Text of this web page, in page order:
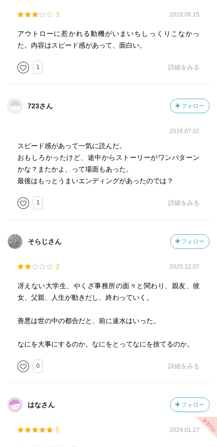
3 2018.06.15
アウトローに惹かれる動機がいまいちしっくりこなかっ
た。内容はスピード感があって、面白い。
1 詳細をみる
723さん フォロー
2016.07.02
スピード感があって一気に読んだ。
おもしろかったけど、途中からストーリーがワンパターン
かな？またかよ、って場面もあった。
最後はもっとうまいエンディングがあったのでは？
1 詳細をみる
そらじさん フォロー
2 2025.12.07
冴えない大学生、やくざ事務所の面々と関わり、親友、彼
女、父親、人生が動きだし、終わっていく。
善悪は世の中の都合だと、前に速水はいった。
なにを大事にするのか。なにをとってなにを捨てるのか。
0 詳細をみる
はなさん フォロー
5 2024.01.27